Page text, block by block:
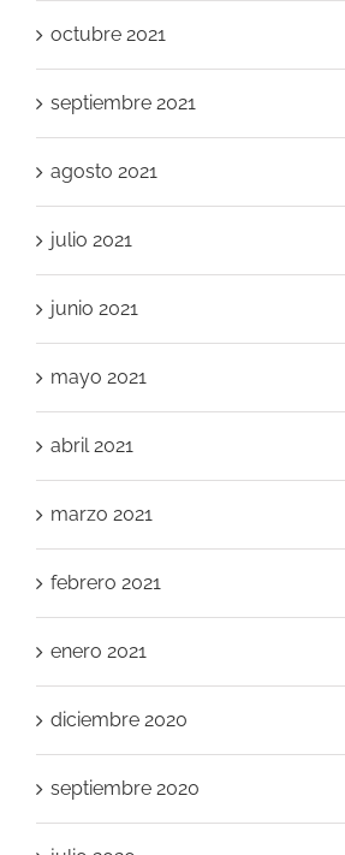
octubre 2021
septiembre 2021
agosto 2021
julio 2021
junio 2021
mayo 2021
abril 2021
marzo 2021
febrero 2021
enero 2021
diciembre 2020
septiembre 2020